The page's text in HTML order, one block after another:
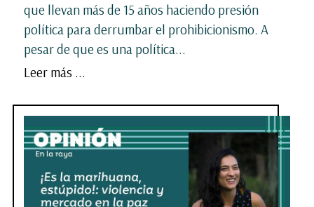
que llevan más de 15 años haciendo presión
política para derrumbar el prohibicionismo. A
pesar de que es una política...
Leer más ...